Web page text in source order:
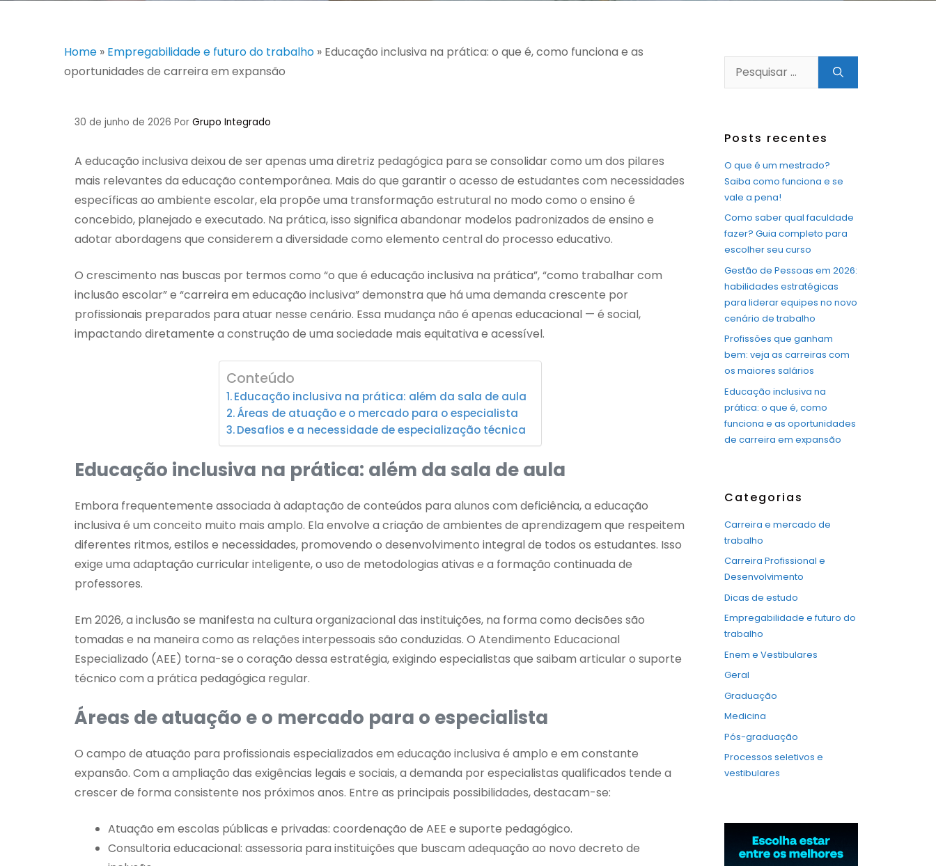
Home » Empregabilidade e futuro do trabalho » Educação inclusiva na prática: o que é, como funciona e as
oportunidades de carreira em expansão
30 de junho de 2026 Por Grupo Integrado
A educação inclusiva deixou de ser apenas uma diretriz pedagógica para se consolidar como um dos pilares
mais relevantes da educação contemporânea. Mais do que garantir o acesso de estudantes com necessidades
específicas ao ambiente escolar, ela propõe uma transformação estrutural no modo como o ensino é
concebido, planejado e executado. Na prática, isso significa abandonar modelos padronizados de ensino e
adotar abordagens que considerem a diversidade como elemento central do processo educativo.
O crescimento nas buscas por termos como “o que é educação inclusiva na prática”, “como trabalhar com
inclusão escolar” e “carreira em educação inclusiva” demonstra que há uma demanda crescente por
profissionais preparados para atuar nesse cenário. Essa mudança não é apenas educacional — é social,
impactando diretamente a construção de uma sociedade mais equitativa e acessível.
Conteúdo
Educação inclusiva na prática: além da sala de aula
Áreas de atuação e o mercado para o especialista
Desafios e a necessidade de especialização técnica
Educação inclusiva na prática: além da sala de aula
Embora frequentemente associada à adaptação de conteúdos para alunos com deficiência, a educação
inclusiva é um conceito muito mais amplo. Ela envolve a criação de ambientes de aprendizagem que respeitem
diferentes ritmos, estilos e necessidades, promovendo o desenvolvimento integral de todos os estudantes. Isso
exige uma adaptação curricular inteligente, o uso de metodologias ativas e a formação continuada de
professores.
Em 2026, a inclusão se manifesta na cultura organizacional das instituições, na forma como decisões são
tomadas e na maneira como as relações interpessoais são conduzidas. O Atendimento Educacional
Especializado (AEE) torna-se o coração dessa estratégia, exigindo especialistas que saibam articular o suporte
técnico com a prática pedagógica regular.
Áreas de atuação e o mercado para o especialista
O campo de atuação para profissionais especializados em educação inclusiva é amplo e em constante
expansão. Com a ampliação das exigências legais e sociais, a demanda por especialistas qualificados tende a
crescer de forma consistente nos próximos anos. Entre as principais possibilidades, destacam-se:
Atuação em escolas públicas e privadas: coordenação de AEE e suporte pedagógico.
Consultoria educacional: assessoria para instituições que buscam adequação ao novo decreto de
por:
Posts recentes
O que é um mestrado?
Saiba como funciona e se
vale a pena!
Como saber qual faculdade
fazer? Guia completo para
escolher seu curso
Gestão de Pessoas em 2026:
habilidades estratégicas
para liderar equipes no novo
cenário de trabalho
Profissões que ganham
bem: veja as carreiras com
os maiores salários
Educação inclusiva na
prática: o que é, como
funciona e as oportunidades
de carreira em expansão
Categorias
Carreira e mercado de
trabalho
Carreira Profissional e
Desenvolvimento
Dicas de estudo
Empregabilidade e futuro do
trabalho
Enem e Vestibulares
Geral
Graduação
Medicina
Pós-graduação
Processos seletivos e
vestibulares